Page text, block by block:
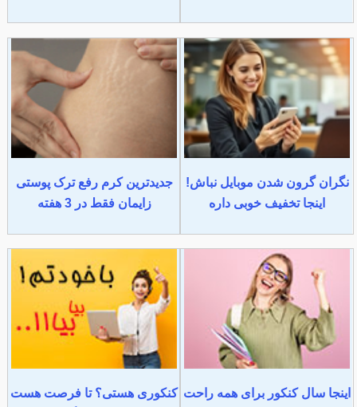
نگران گرون شدن موبایل نباش!
اینجا تخفیف خوبی داره
جدیدترین کرم رفع ترک پوستی
زایمان فقط در 3 هفته
اینجا سال کنکور برای همه راحت کنکوری هستی؟ تا فرصت هست